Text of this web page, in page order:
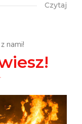
Czytaj
nami!